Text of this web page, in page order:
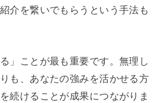
介を繋いでもらうという手法も
」ことが最も重要です。無理し
も、あなたの強みを活かせる方
続けることが成果につながりま